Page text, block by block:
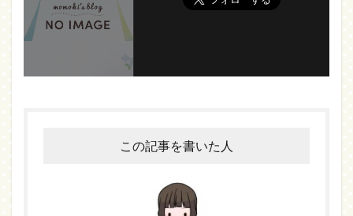
この記事を書いた人